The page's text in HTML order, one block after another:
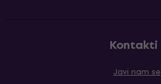
Kontakti
Javi nam se